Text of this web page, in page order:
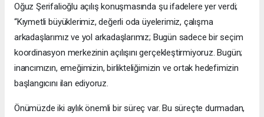
Oğuz Şerifalioğlu açılış konuşmasında şu ifadelere yer verdi;
“Kıymetli büyüklerimiz, değerli oda üyelerimiz, çalışma
arkadaşlarımız ve yol arkadaşlarımız; Bugün sadece bir seçim
koordinasyon merkezinin açılışını gerçekleştirmiyoruz. Bugün;
inancımızın, emeğimizin, birlikteliğimizin ve ortak hedefimizin
başlangıcını ilan ediyoruz.
Önümüzde iki aylık önemli bir süreç var. Bu süreçte durmadan,